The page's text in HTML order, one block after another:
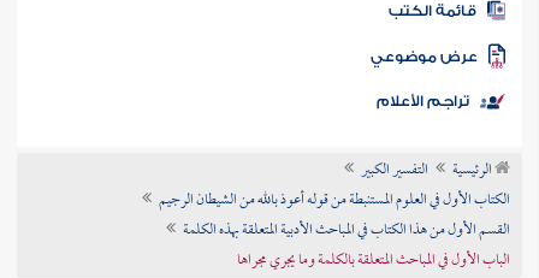
المكتبة
الكتب
موضوعي
تراجم الأعلام
الرئيسية
التفسير الكبير
الكتاب الأول في العلوم المستنبطة من قوله أعوذ بالله من الشيطان الرجيم
القسم الأول من هذا الكتاب في المباحث الأدبية المتعلقة بهذه الكلمة
الباب الأول في المباحث المتعلقة بالكلمة وما يجري مجراها